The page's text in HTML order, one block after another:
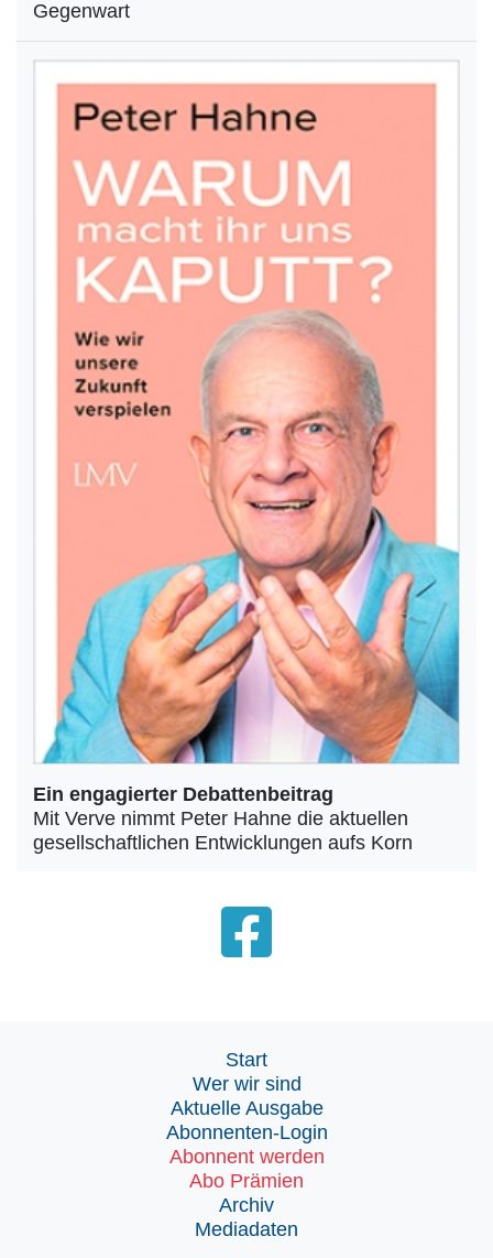
Gegenwart
Ein engagierter Debattenbeitrag
Mit Verve nimmt Peter Hahne die aktuellen
gesellschaftlichen Entwicklungen aufs Korn
Start
Wer wir sind
Aktuelle Ausgabe
Abonnenten-Login
Abonnent werden
Abo Prämien
Archiv
Mediadaten